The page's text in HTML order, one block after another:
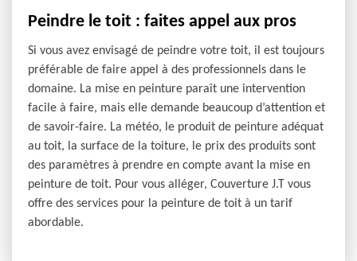
Peindre le toit : faites appel aux pros
Si vous avez envisagé de peindre votre toit, il est toujours
préférable de faire appel à des professionnels dans le
domaine. La mise en peinture paraît une intervention
facile à faire, mais elle demande beaucoup d’attention et
de savoir-faire. La météo, le produit de peinture adéquat
au toit, la surface de la toiture, le prix des produits sont
des paramètres à prendre en compte avant la mise en
peinture de toit. Pour vous alléger, Couverture J.T vous
offre des services pour la peinture de toit à un tarif
abordable.